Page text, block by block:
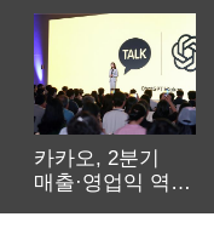
카카오, 2분기
매출·영업익 역대